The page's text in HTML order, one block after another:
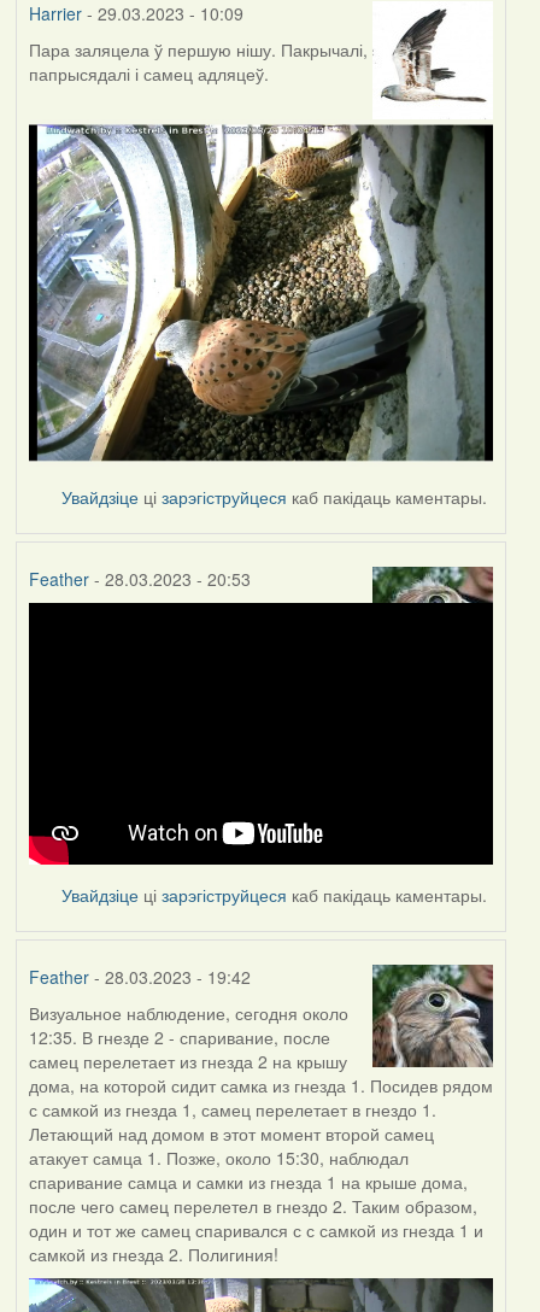
Harrier- 29.03.2023 - 10:09
Пара заляцела ў першую нішу. Пакрычалі,
папрысядалі і самец адляцеў.
Увайдзіце цізарэгіструйцеся каб пакідаць каментары.
Feather- 28.03.2023 - 20:53
Увайдзіце цізарэгіструйцеся каб пакідаць каментары.
Feather- 28.03.2023 - 19:42
Визуальное наблюдение, сегодня около
12:35. В гнезде 2 - спаривание, после
самец перелетает из гнезда 2 на крышу
дома, на которой сидит самка из гнезда 1. Посидев рядом
с самкой из гнезда 1, самец перелетает в гнездо 1.
Летающий над домом в этот момент второй самец
атакует самца 1. Позже, около 15:30, наблюдал
спаривание самца и самки из гнезда 1 на крыше дома,
после чего самец перелетел в гнездо 2. Таким образом,
один и тот же самец спаривался с с самкой из гнезда 1 и
самкой из гнезда 2. Полигиния!